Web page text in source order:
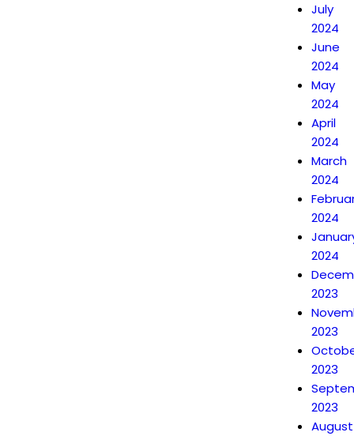
July
2024
June
2024
May
2024
April
2024
March
2024
2024
2024
2023
2023
2023
2023
August